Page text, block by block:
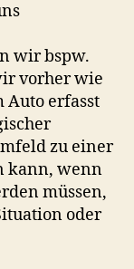
wir bspw.
vorher wie
Auto erfasst
zu einer
kann, wenn
müssen,
oder